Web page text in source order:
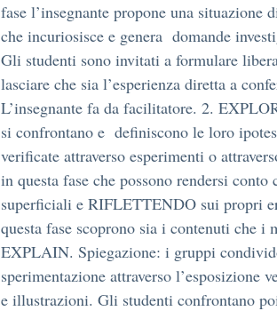
fase l’insegnante propone una situazione
che incuriosisce e genera domande
Gli studenti sono invitati a formulare
lasciare che sia l’esperienza diretta a
L’insegnante fa da facilitatore. 2.
si confrontano e definiscono le loro
verificate attraverso esperimenti o
in questa fase che possono rendersi
superficiali e RIFLETTENDO sui propri
questa fase scoprono sia i contenuti che i
EXPLAIN. Spiegazione: i gruppi
sperimentazione attraverso l’esposizione
e illustrazioni. Gli studenti confrontano